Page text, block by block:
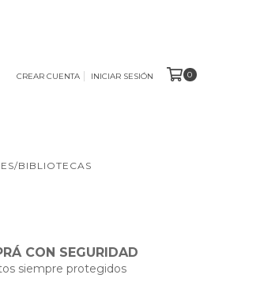
CREAR CUENTA INICIAR SESIÓN 0
BIBLIOTECAS
CON SEGURIDAD
siempre protegidos